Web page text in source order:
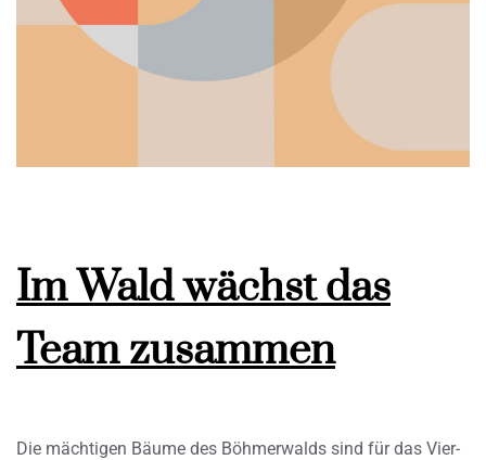
Im Wald wächst das
Team zusammen
Die mächtigen Bäume des Böhmerwalds sind für das Vier-